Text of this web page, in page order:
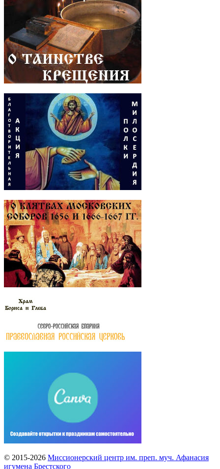
© 2015-2026 Миссионерский центр им. преп. муч. Афанасия
игумена Брестского